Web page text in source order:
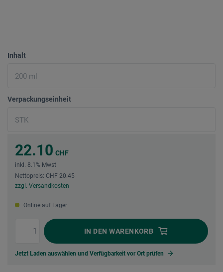
Inhalt
Verpackungseinheit
22.10 CHF
inkl. 8.1% Mwst
Nettopreis: CHF 20.45
zzgl. Versandkosten
Online auf Lager
IN DEN WARENKORB
Jetzt Laden auswählen und Verfügbarkeit vor Ort prüfen